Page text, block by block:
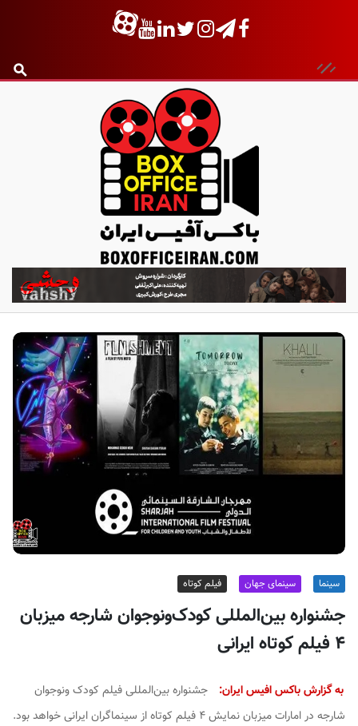
ب
ا
ک
س
ف
ی
س
ی
ر
سینما سینمای جهان فیلم کوتاه
جشنواره بین‌المللی کودک‌ونوجوان شارجه میزبان
۴ فیلم کوتاه ایرانی
به گزارش باکس افیس ایران:
جشنواره بین‌المللی فیلم کودک ونوجوان
شارجه در امارات میزبان نمایش ۴ فیلم کوتاه از سینماگران ایرانی خواهد بود.